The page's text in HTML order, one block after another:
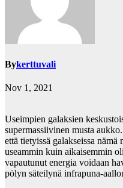
Bykerttuvali
Nov 1, 2021
Useimpien galaksien
supermassiivinen musta
että tietyissä galakseissa nämä
useammin kuin aikaisemmin
vapautunut energia voidaan
pölyn säteilynä infrapuna-